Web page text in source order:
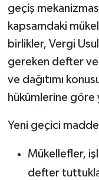
geçiş
kapsamdaki
birlikler, Vergi
gereken defter ve
ve dağıtımı
hükümlerine
Yeni geçici
Mükellefler,
defter